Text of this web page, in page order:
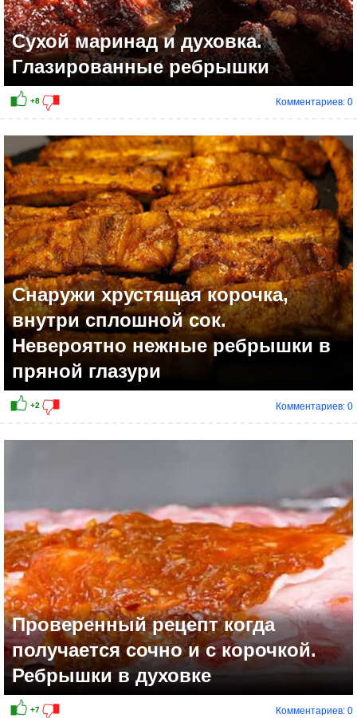
Сухой маринад и духовка.
Глазированные ребрышки
Комментариев: 0
Снаружи хрустящая корочка,
внутри сплошной сок.
Невероятно нежные ребрышки в
пряной глазури
Комментариев: 0
Проверенный рецепт когда
получается сочно и с корочкой.
Ребрышки в духовке
Комментариев: 0